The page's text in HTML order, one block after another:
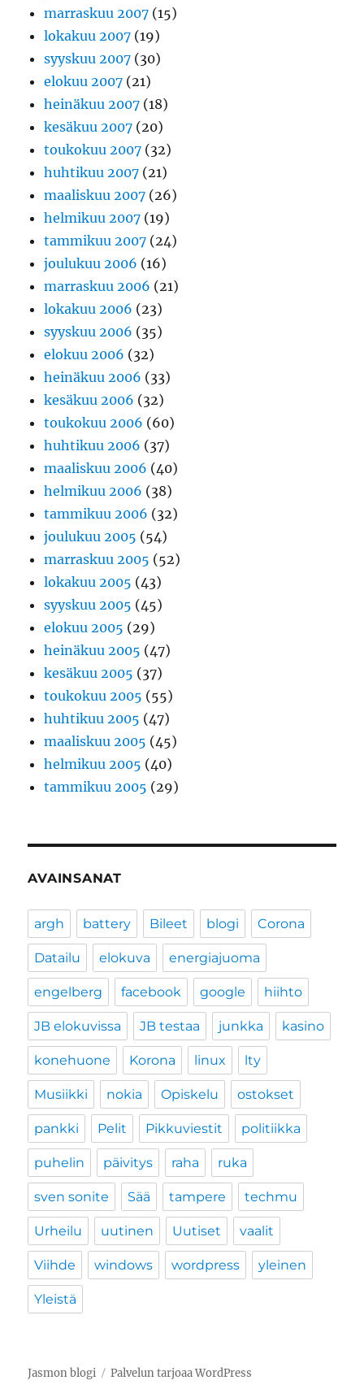
marraskuu 2007 (15)
lokakuu 2007 (19)
syyskuu 2007 (30)
elokuu 2007 (21)
heinäkuu 2007 (18)
kesäkuu 2007 (20)
toukokuu 2007 (32)
huhtikuu 2007 (21)
maaliskuu 2007 (26)
helmikuu 2007 (19)
tammikuu 2007 (24)
joulukuu 2006 (16)
marraskuu 2006 (21)
lokakuu 2006 (23)
syyskuu 2006 (35)
elokuu 2006 (32)
heinäkuu 2006 (33)
kesäkuu 2006 (32)
toukokuu 2006 (60)
huhtikuu 2006 (37)
maaliskuu 2006 (40)
helmikuu 2006 (38)
tammikuu 2006 (32)
joulukuu 2005 (54)
marraskuu 2005 (52)
lokakuu 2005 (43)
syyskuu 2005 (45)
elokuu 2005 (29)
heinäkuu 2005 (47)
kesäkuu 2005 (37)
toukokuu 2005 (55)
huhtikuu 2005 (47)
maaliskuu 2005 (45)
helmikuu 2005 (40)
tammikuu 2005 (29)
AVAINSANAT
argh battery Bileet blogi Corona
Datailu elokuva energiajuoma
engelberg facebook google hiihto
JB elokuvissa JB testaa junkka kasino
konehuone Korona linux lty
Musiikki nokia Opiskelu ostokset
pankki Pelit Pikkuviestit politiikka
puhelin päivitys raha ruka
sven sonite Sää tampere techmu
Urheilu uutinen Uutiset vaalit
Viihde windows wordpress yleinen
Yleistä
Jasmon blogi Palvelun tarjoaa WordPress